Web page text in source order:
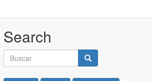
Search
Buscar Buscar